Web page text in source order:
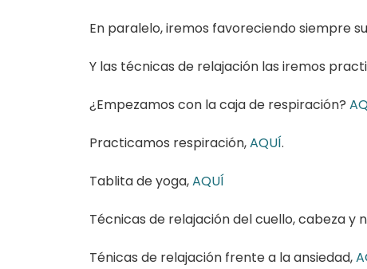
En paralelo, iremos favoreciendo siempre su
Y las técnicas de relajación las iremos
¿Empezamos con la caja de respiración?
Practicamos respiración,AQUÍ.
Tablita de yoga,AQUÍ
Técnicas de relajación del cuello, cabeza y
Ténicas de relajación frente a la ansiedad,